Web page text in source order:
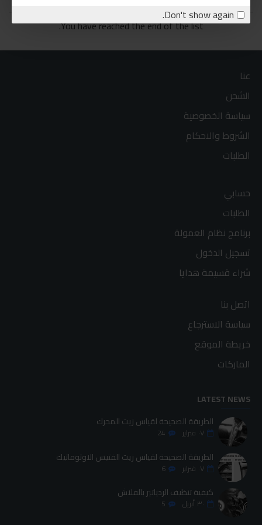
Don't show again.
You have reached the end of the list.
عنا
الشحن
سياسة الخصوصية
الشروط والاحكام
الطلبات
حسابي
الطلبات
برنامج نظام العمولة
تسجيل الدخول
شراء قسيمة هدايا
اتصل بنا
سياسة الاسترجاع
خريطة الموقع
الماركات
LATEST NEWS
الطريقة الصحيحة لقياس زيت المحرك
٠٧ فبراير 24
الطريقة الصحيحة لقياس زيت الفتيس الاوتوماتيك
٠٧ فبراير 6
كيفية تنظيف الردياتير بالفلاش
٣٠ أبريل 5